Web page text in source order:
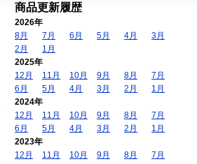
商品更新履歴
2026年
8月
7月 6月 5月 4月
3月
2月
1月
2025年
12月
11月 10月 9月 8月
7月
6月
5月 4月 3月 2月
1月
2024年
12月
11月 10月 9月 8月
7月
6月
5月 4月 3月 2月
1月
2023年
12月
11月 10月 9月 8月
7月